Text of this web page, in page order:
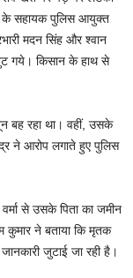
के सहायक पुलिस आयुक्त
मदन सिंह और श्वान
गये। किसान के हाथ से
बह रहा था। वहीं, उसके
ने आरोप लगाते हुए पुलिस
से उसके पिता का जमीन
कुमार ने बताया कि मृतक
जुटाई जा रही है।